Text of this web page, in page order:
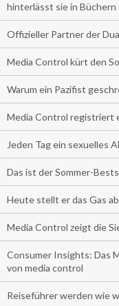
hinterlässt sie in Büchern
Offizieller Partner der
Media Control kürt den
Warum ein Pazifist
Media Control registriert
Jeden Tag ein sexuelles
Das ist der Sommer-
Heute stellt er das Gas
Media Control zeigt die
Consumer Insights: Das
von media control
Reiseführer werden wie